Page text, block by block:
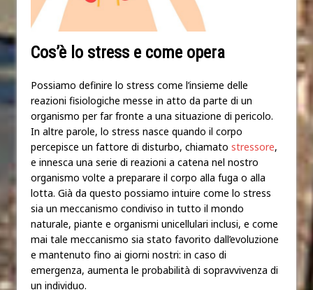
Cos’è lo stress e come opera
Possiamo definire lo stress come l’insieme delle
reazioni fisiologiche messe in atto da parte di un
organismo per far fronte a una situazione di pericolo.
In altre parole, lo stress nasce quando il corpo
percepisce un fattore di disturbo, chiamato stressore,
e innesca una serie di reazioni a catena nel nostro
organismo volte a preparare il corpo alla fuga o alla
lotta. Già da questo possiamo intuire come lo stress
sia un meccanismo condiviso in tutto il mondo
naturale, piante e organismi unicellulari inclusi, e come
mai tale meccanismo sia stato favorito dall’evoluzione
e mantenuto fino ai giorni nostri: in caso di
emergenza, aumenta le probabilità di sopravvivenza di
un individuo.